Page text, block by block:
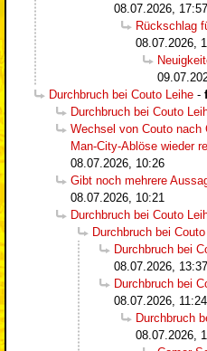
08.07.2026, 17:57
Rückschlag
08.07.2026,
Durchbruch bei Couto Leihe -
Durchbruch bei Couto
Wechsel von Couto
Man-City-Ablöse wieder
08.07.2026, 10:26
Gibt noch mehrere
08.07.2026, 10:21
Durchbruch bei Couto
Durchbruch bei
Durchbruch bei
08.07.2026, 13:37
Durchbruch bei
08.07.2026, 11:24
Durchbruch
08.07.2026,